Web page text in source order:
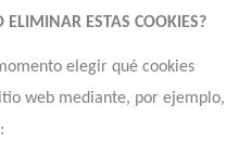
ELIMINAR ESTAS COOKIES?
elegir qué cookies
web mediante, por ejemplo,